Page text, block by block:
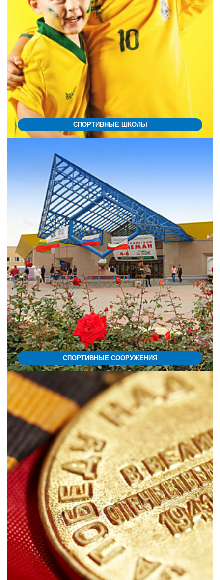
СПОРТИВНЫЕ ШКОЛЫ
СПОРТИВНЫЕ СООРУЖЕНИЯ